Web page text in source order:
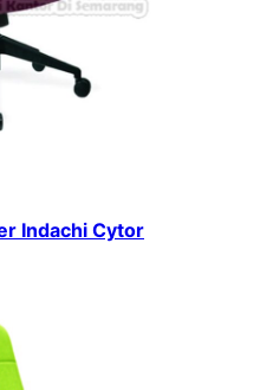
Indachi Cytor